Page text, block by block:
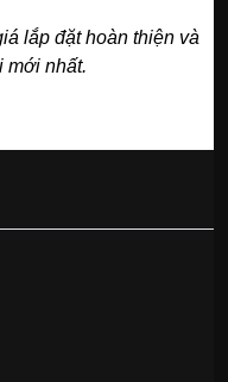
lắp đặt hoàn thiện và
mới nhất.